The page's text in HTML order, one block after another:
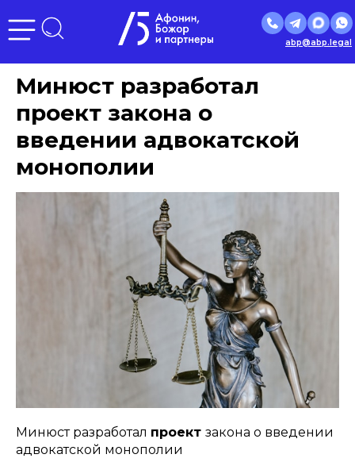
abp@abp.legal
Минюст разработал
проект закона о
введении адвокатской
монополии
Минюст разработал проект закона о введении
адвокатской монополии